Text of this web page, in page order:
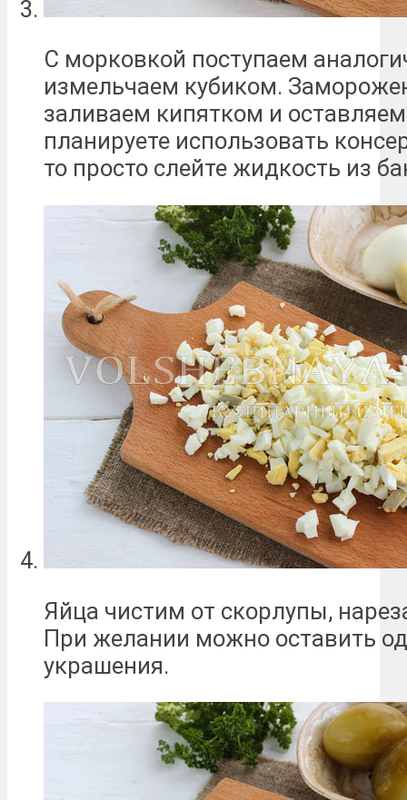
С морковкой поступаем
измельчаем кубиком.
заливаем кипятком и
планируете использовать
то просто слейте жидкость из
Яйца чистим от скорлупы,
При желании можно оставить
украшения.